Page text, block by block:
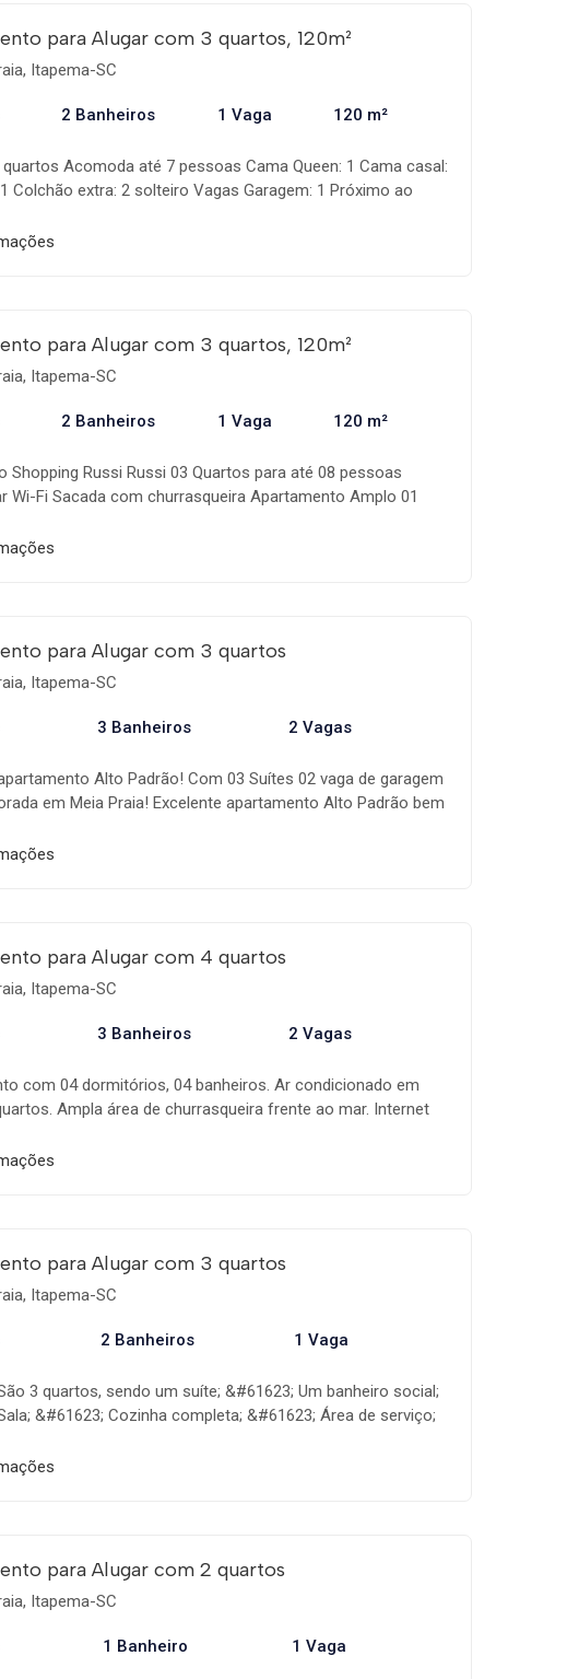
para Alugar com 3 quartos, 120m²
Itapema-SC
2 Banheiros 1 Vaga 120 m²
Acomoda até 7 pessoas Cama Queen: 1 Cama casal:
Colchão extra: 2 solteiro Vagas Garagem: 1 Próximo ao
para Alugar com 3 quartos, 120m²
Itapema-SC
2 Banheiros 1 Vaga 120 m²
Shopping Russi Russi 03 Quartos para até 08 pessoas
Wi-Fi Sacada com churrasqueira Apartamento Amplo 01
para Alugar com 3 quartos
Itapema-SC
3 Banheiros 2 Vagas
Alto Padrão! Com 03 Suítes 02 vaga de garagem
em Meia Praia! Excelente apartamento Alto Padrão bem
À 200m do McDonald's e 330m do Mar! - 03 suítes
03: Tv Led/Lcd Sacada: Tv Led/Lcd Apartamento disponível
de temporada! Diária de virada R$1.100,00 Reais. Para
consultar valores e disponibilidade! Desconto para diárias
para Alugar com 4 quartos
Itapema-SC
3 Banheiros 2 Vagas
com 04 dormitórios, 04 banheiros. Ar condicionado em
Ampla área de churrasqueira frente ao mar. Internet
para Alugar com 3 quartos
Itapema-SC
2 Banheiros 1 Vaga
3 quartos, sendo um suíte; &#61623; Um banheiro social;
&#61623; Cozinha completa; &#61623; Área de serviço;
&#61623; De frente com a Avenida Nereu Ramos;
para Alugar com 2 quartos
Itapema-SC
1 Banheiro 1 Vaga